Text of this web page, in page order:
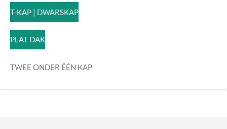
T-KAP | DWARSKAP
PLAT DAK
TWEE ONDER ÉÉN KAP